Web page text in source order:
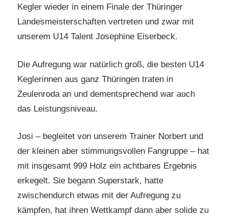
Kegler wieder in einem Finale der Thüringer
Landesmeisterschaften vertreten und zwar mit
unserem U14 Talent Josephine Eiserbeck.
Die Aufregung war natürlich groß, die besten U14
Keglerinnen aus ganz Thüringen traten in
Zeulenroda an und dementsprechend war auch
das Leistungsniveau.
Josi – begleitet von unserem Trainer Norbert und
der kleinen aber stimmungsvollen Fangruppe – hat
mit insgesamt 999 Holz ein achtbares Ergebnis
erkegelt. Sie begann Superstark, hatte
zwischendurch etwas mit der Aufregung zu
kämpfen, hat ihren Wettkampf dann aber solide zu